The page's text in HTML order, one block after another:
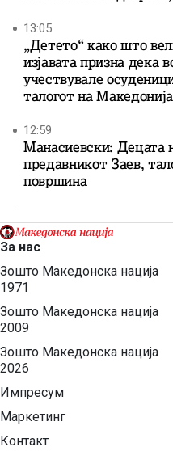
13:05
„Детето“ како што
изјавата призна дека
учествувале
талогот на Македонија
12:59
Манасиевски: Децата
предавникот Заев,
површина
За нас
Зошто Македонска нација
1971
Зошто Македонска нација
2009
Зошто Македонска нација
2026
Импресум
Маркетинг
Контакт